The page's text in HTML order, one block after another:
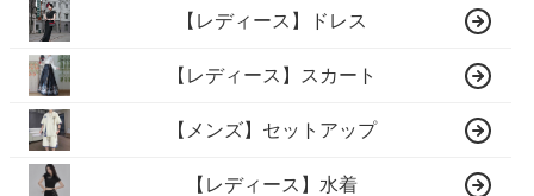
【レディース】ドレス
【レディース】スカート
【メンズ】セットアップ
【レディース】水着